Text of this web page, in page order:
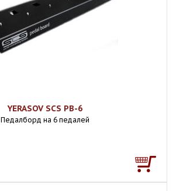
YERASOV SCS PB-6
Педалборд на 6 педалей